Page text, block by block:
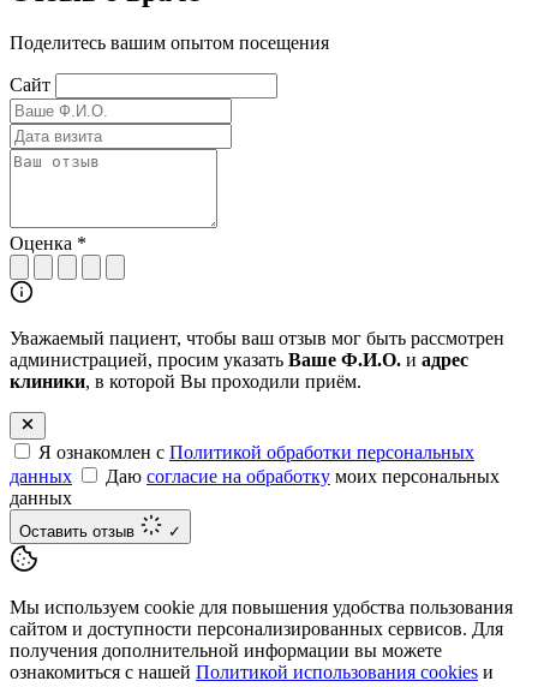
Поделитесь вашим опытом посещения
Сайт
Оценка *
Уважаемый пациент, чтобы ваш отзыв мог быть рассмотрен
администрацией, просим указать Ваше Ф.И.О. и адрес
клиники, в которой Вы проходили приём.
Я ознакомлен с Политикой обработки персональных
данных
Даю согласие на обработку моих персональных
данных
Оставить отзыв ✓
Мы используем cookie для повышения удобства пользования
сайтом и доступности персонализированных сервисов. Для
получения дополнительной информации вы можете
ознакомиться с нашей Политикой использования cookies и